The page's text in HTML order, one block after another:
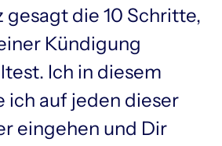
gesagt die 10 Schritte,
Kündigung
Ich in diesem
ich auf jeden dieser
eingehen und Dir